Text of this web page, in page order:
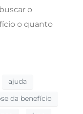
o
o quanto
ajuda
da benefício